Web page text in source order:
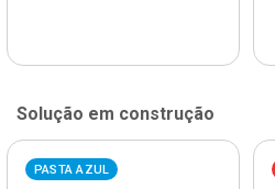
Solução em construção
PASTA AZUL